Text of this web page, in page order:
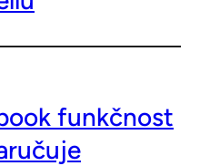
funkčnost